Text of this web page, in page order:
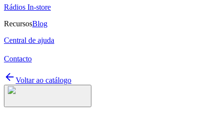
Rádios In-store
RecursosBlog
Central de ajuda
Contacto
Voltar ao catálogo